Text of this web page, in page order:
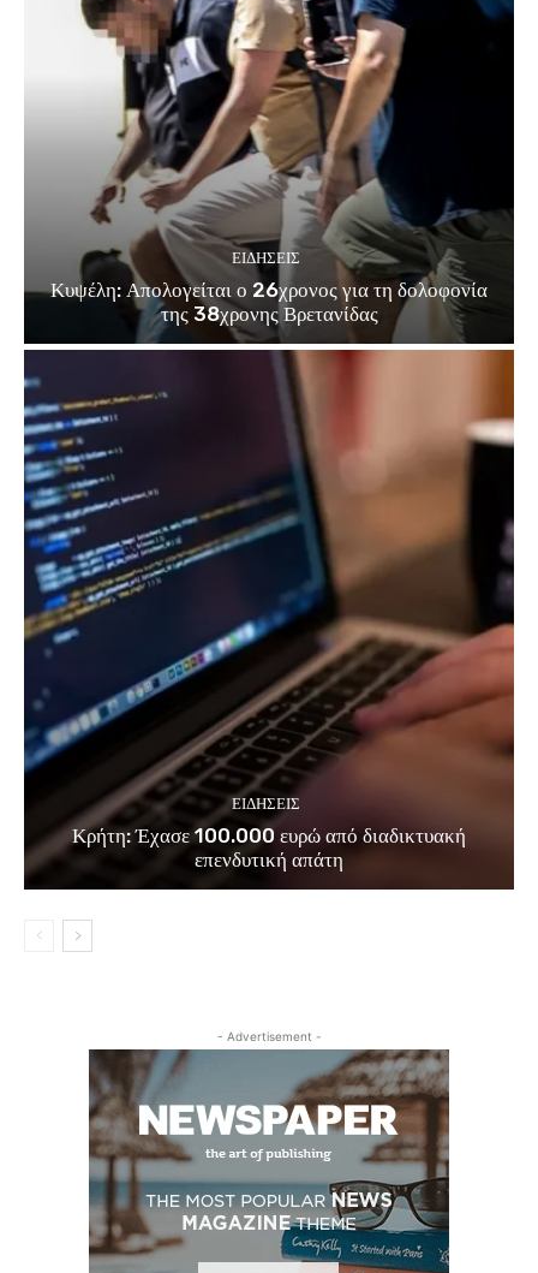
ΕΙΔΗΣΕΙΣ
Κυψέλη: Απολογείται ο 26χρονος για τη δολοφονία
της 38χρονης Βρετανίδας
ΕΙΔΗΣΕΙΣ
Κρήτη: Έχασε 100.000 ευρώ από διαδικτυακή
επενδυτική απάτη
- Advertisement -